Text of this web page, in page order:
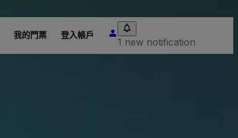
我的門票 登入帳戶
1 new notification